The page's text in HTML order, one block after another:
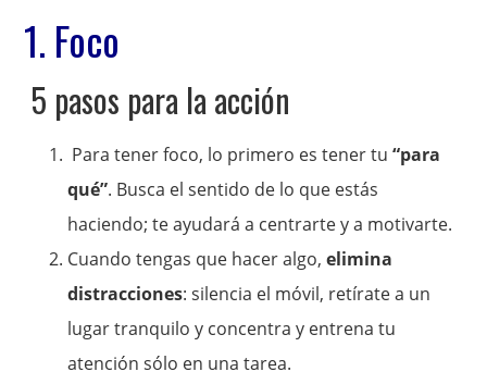
1. Foco
5 pasos para la acción
Para tener foco, lo primero es tener tu“para
qué”. Busca el sentido de lo que estás
haciendo; te ayudará a centrarte y a motivarte.
Cuando tengas que hacer algo,elimina
distracciones: silencia el móvil, retírate a un
lugar tranquilo y concentra y entrena tu
atención sólo en una tarea.